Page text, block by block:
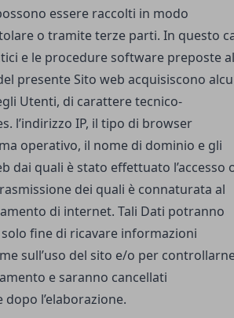
essere raccolti in modo
o tramite terze parti. In questo
e le procedure software preposte al
presente Sito web acquisiscono
Utenti, di carattere tecnico-
l’indirizzo IP, il tipo di browser
operativo, il nome di dominio e gli
dai quali è stato effettuato l’accesso
dei quali è connaturata al
di internet. Tali Dati potranno
fine di ricavare informazioni
sull’uso del sito e/o per
e saranno cancellati
l’elaborazione.